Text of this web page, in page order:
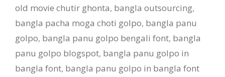
old movie chutir ghonta, bangla outsourcing,
bangla pacha moga choti golpo, bangla panu
golpo, bangla panu golpo bengali font, bangla
panu golpo blogspot, bangla panu golpo in
bangla font, bangla panu golpo in bangla font